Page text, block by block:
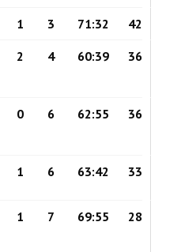
1 3 71:32 42
2 4 60:39 36
0 6 62:55 36
1 6 63:42 33
1 7 69:55 28